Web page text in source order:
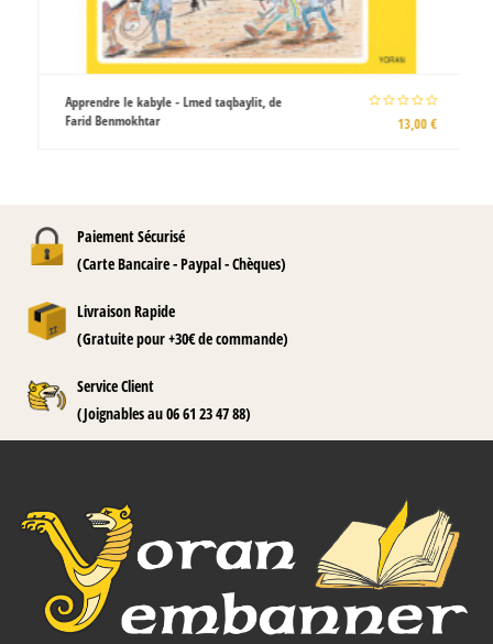
Apprendre le kabyle - Lmed taqbaylit, de
Farid Benmokhtar
13,00 €
Paiement Sécurisé
(Carte Bancaire - Paypal - Chèques)
Livraison Rapide
(Gratuite pour +30€ de commande)
Service Client
(Joignables au 06 61 23 47 88)